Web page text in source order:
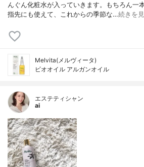
んぐん化粧水が入っていきます。もちろん一
指先にも使えて、これからの季節な…続きを
Melvita(メルヴィータ)
ビオオイル アルガンオイル
エステティシャン
ai